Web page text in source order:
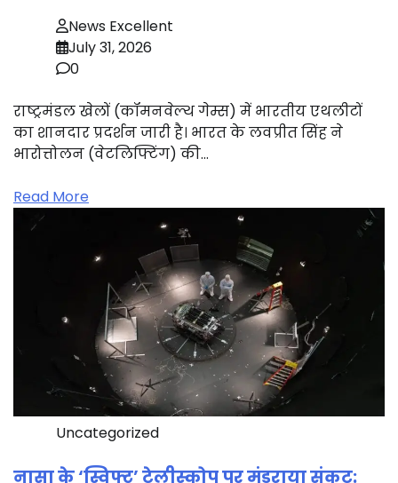
News Excellent
July 31, 2026
0
राष्ट्रमंडल खेलों (कॉमनवेल्थ गेम्स) में भारतीय एथलीटों
का शानदार प्रदर्शन जारी है। भारत के लवप्रीत सिंह ने
भारोत्तोलन (वेटलिफ्टिंग) की…
Read More
Uncategorized
नासा के ‘स्विफ्ट’ टेलीस्कोप पर मंडराया संकट: